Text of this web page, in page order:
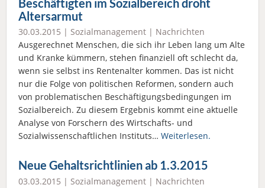
Beschäftigten im Sozialbereich droht
Altersarmut
30.03.2015 | Sozialmanagement | Nachrichten
Ausgerechnet Menschen, die sich ihr Leben lang um Alte
und Kranke kümmern, stehen finanziell oft schlecht da,
wenn sie selbst ins Rentenalter kommen. Das ist nicht
nur die Folge von politischen Reformen, sondern auch
von problematischen Beschäftigungsbedingungen im
Sozialbereich. Zu diesem Ergebnis kommt eine aktuelle
Analyse von Forschern des Wirtschafts- und
Sozialwissenschaftlichen Instituts… Weiterlesen.
Neue Gehaltsrichtlinien ab 1.3.2015
03.03.2015 | Sozialmanagement | Nachrichten